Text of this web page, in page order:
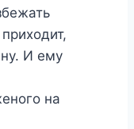
И ему
на